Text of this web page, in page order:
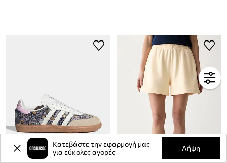
Κατεβάστε την εφαρμογή μας
για εύκολες αγορές
Λήψη